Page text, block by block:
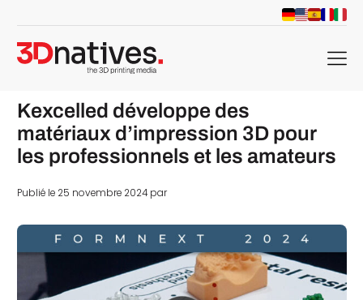
menu
Kexcelled développe des
matériaux d’impression 3D pour
les professionnels et les amateurs
Publié le 25 novembre 2024 par